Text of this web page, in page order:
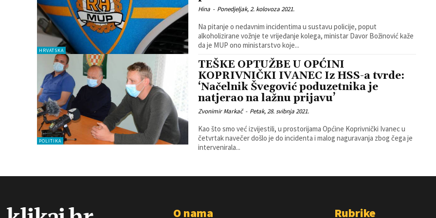
HRVATSKA
Hina - Ponedjeljak, 2. kolovoza 2021.
Na pitanje o nedavnim incidentima u sustavu policije, poput
alkoholizirane vožnje te vrijeđanje kolega, ministar Davor Božinović kaže
da je MUP ono ministarstvo koje...
POLITIKA
TEŠKE OPTUŽBE U OPĆINI
KOPRIVNIČKI IVANEC Iz HSS-a tvrde:
‘Načelnik Švegović poduzetnika je
natjerao na lažnu prijavu’
Zvonimir Markač - Petak, 28. svibnja 2021.
Kao što smo već izvijestili, u prostorijama Općine Koprivnički Ivanec u
četvrtak navečer došlo je do incidenta i malog naguravanja zbog čega je
intervenirala...
O nama Rubrike